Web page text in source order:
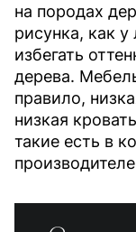
на породах
рисунка, как
избегать
дерева.
правило,
низкая
такие есть в